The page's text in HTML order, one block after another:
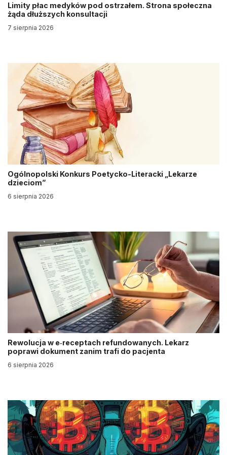
Limity płac medyków pod ostrzałem. Strona społeczna
żąda dłuższych konsultacji
7 sierpnia 2026
Ogólnopolski Konkurs Poetycko-Literacki „Lekarze
dzieciom”
6 sierpnia 2026
Rewolucja w e‑receptach refundowanych. Lekarz
poprawi dokument zanim trafi do pacjenta
6 sierpnia 2026